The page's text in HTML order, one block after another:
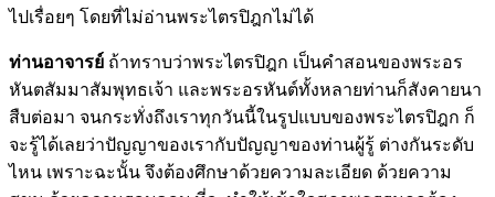
ไปเรื่อยๆ โดยที่ไม่อ่านพระไตรปิฎกไม่ได้
ท่านอาจารย์ ถ้าทราบว่าพระไตรปิฎก เป็นคำสอนของพระอร
หันตสัมมาสัมพุทธเจ้า และพระอรหันต์ทั้งหลายท่านก็สังคายนา
สืบต่อมา จนกระทั่งถึงเราทุกวันนี้ในรูปแบบของพระไตรปิฎก ก็
จะรู้ได้เลยว่าปัญญาของเรากับปัญญาของท่านผู้รู้ ต่างกันระดับ
ไหน เพราะฉะนั้น จึงต้องศึกษาด้วยความละเอียด ด้วยความ